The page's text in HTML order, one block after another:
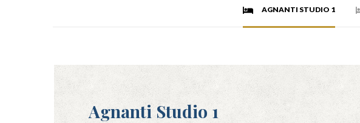
AGNANTI STUDIO 1
Agnanti Studio 1